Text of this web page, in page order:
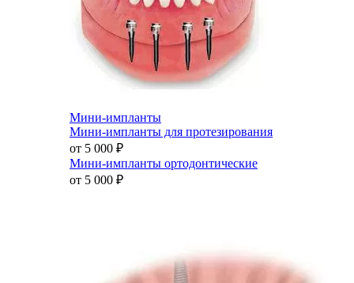
Мини-импланты
Мини-импланты для протезирования
от 5 000 ₽
Мини-импланты ортодонтические
от 5 000 ₽